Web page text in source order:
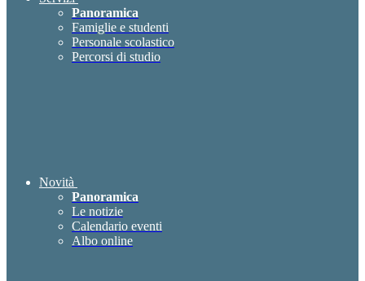
Panoramica
Famiglie e studenti
Personale scolastico
Percorsi di studio
Novità
Panoramica
Le notizie
Calendario eventi
Albo online